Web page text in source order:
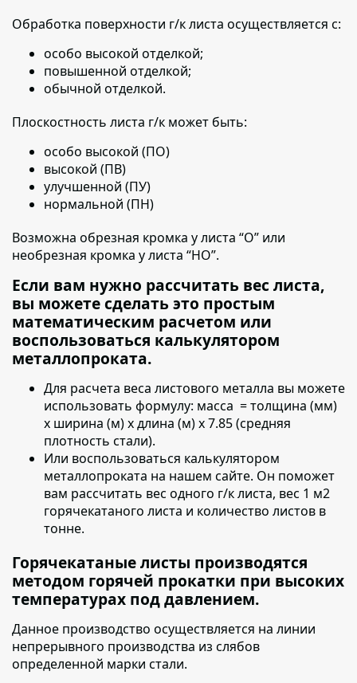
Обработка поверхности г/к листа осуществляется с:
особо высокой отделкой;
повышенной отделкой;
обычной отделкой.
Плоскостность листа г/к может быть:
особо высокой (ПО)
высокой (ПВ)
улучшенной (ПУ)
нормальной (ПН)
Возможна обрезная кромка у листа “О” или
необрезная кромка у листа “НО”.
Если вам нужно рассчитать вес листа,
вы можете сделать это простым
математическим расчетом или
воспользоваться калькулятором
металлопроката.
Для расчета веса листового металла вы можете
использовать формулу: масса = толщина (мм)
х ширина (м) х длина (м) х 7.85 (средняя
плотность стали).
Или воспользоваться калькулятором
металлопроката на нашем сайте. Он поможет
вам рассчитать вес одного г/к листа, вес 1 м2
горячекатаного листа и количество листов в
тонне.
Горячекатаные листы производятся
методом горячей прокатки при высоких
температурах под давлением.
Данное производство осуществляется на линии
непрерывного производства из слябов
определенной марки стали.